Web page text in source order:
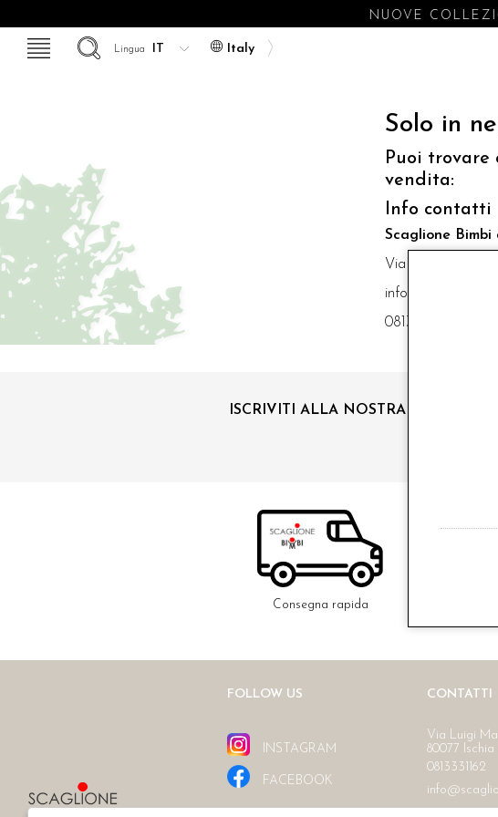
NUOVE
Italy
Lingua
Solo in
Puoi trovare
vendita:
Info contatti
Scaglione
Via Luigi
0813331162
ISCRIVITI ALLA NOSTRA
Consegna rapida
FOLLOW US
INSTAGRAM
FACEBOOK
CONTATTI
Via Luigi
80077
0813331162